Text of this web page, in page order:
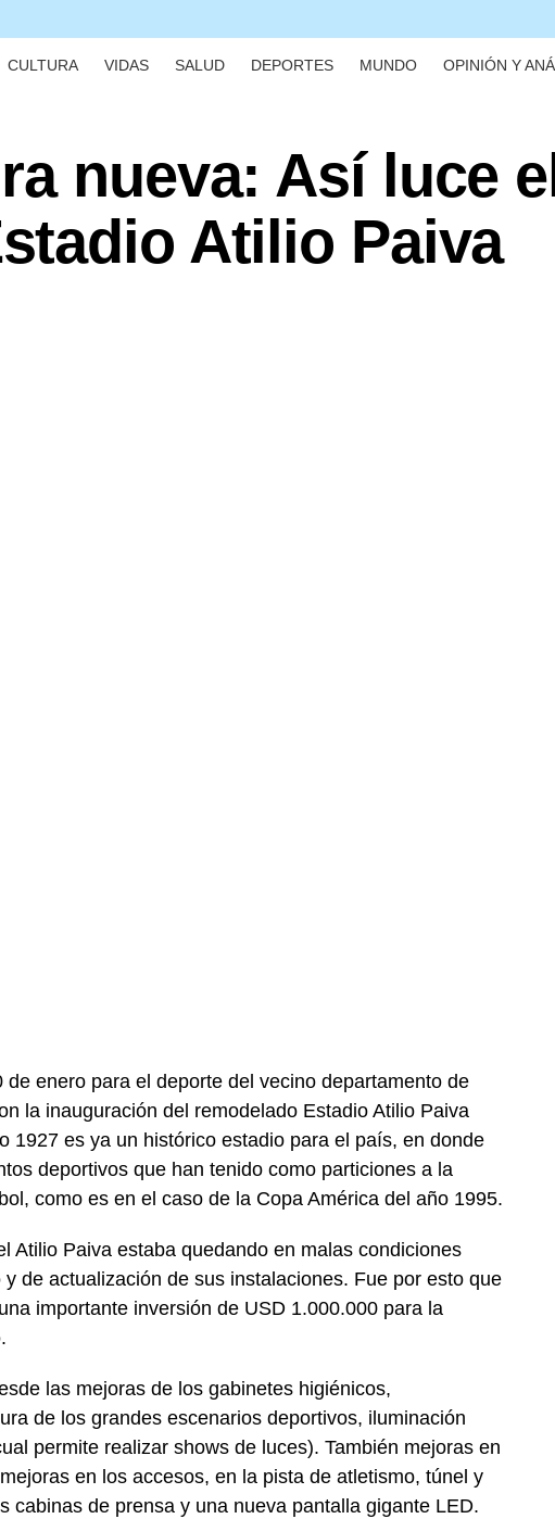
CULTURA VIDAS SALUD DEPORTES MUNDO OPINIÓN Y
nueva: Así luce
Atilio Paiva
enero para el deporte del vecino departamento de
la inauguración del remodelado Estadio Atilio Paiva
1927 es ya un histórico estadio para el país, en donde
deportivos que han tenido como particiones a la
como es en el caso de la Copa América del año 1995.
Atilio Paiva estaba quedando en malas condiciones
de actualización de sus instalaciones. Fue por esto que
importante inversión de USD 1.000.000 para la
las mejoras de los gabinetes higiénicos,
de los grandes escenarios deportivos, iluminación
permite realizar shows de luces). También mejoras en
en los accesos, en la pista de atletismo, túnel y
cabinas de prensa y una nueva pantalla gigante LED.